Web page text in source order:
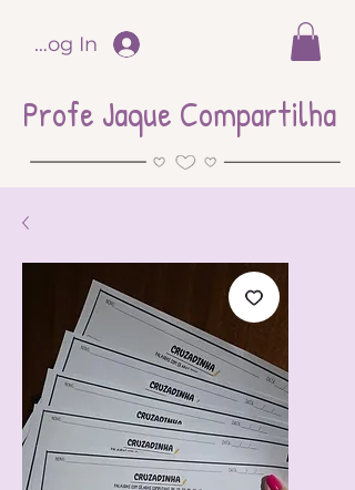
Log In
Profe Jaque Compartilha